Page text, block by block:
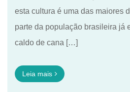
esta cultura é uma das maiores
parte da população brasileira já
caldo de cana […]
Leia mais